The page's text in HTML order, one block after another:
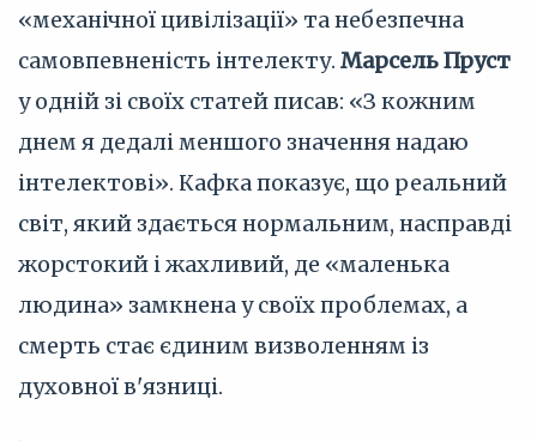
«механічної цивілізації» та небезпечна
самовпевненість інтелекту. Марсель Пруст
у одній зі своїх статей писав: «З кожним
днем я дедалі меншого значення надаю
інтелектові». Кафка показує, що реальний
світ, який здається нормальним, насправді
жорстокий і жахливий, де «маленька
людина» замкнена у своїх проблемах, а
смерть стає єдиним визволенням із
духовної в'язниці.